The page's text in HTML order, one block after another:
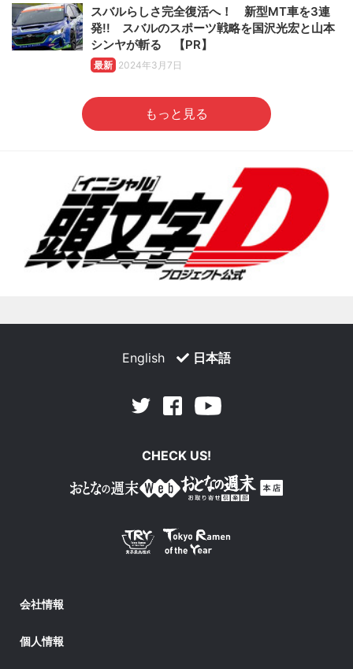
スバルらしさ完全復活へ！ 新型MT車を3連
発!! スバルのスポーツ戦略を国沢光宏と山本
シンヤが斬る 【PR】
最新 2024年3月7日
もっと見る
English 日本語
Twitter Facebook
CHECK US!
会社情報
個人情報